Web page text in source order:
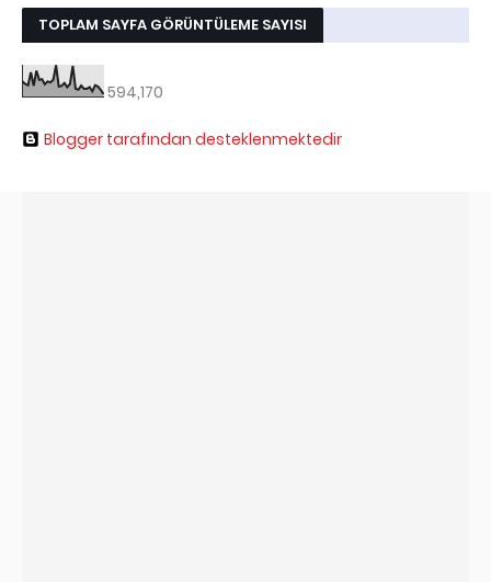
TOPLAM SAYFA GÖRÜNTÜLEME SAYISI
594,170
Blogger tarafından desteklenmektedir